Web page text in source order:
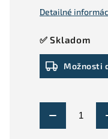
✅ Skladom
Možnosti
Detailné